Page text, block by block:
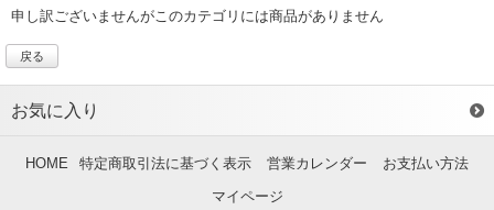
申し訳ございませんがこのカテゴリには商品がありません
戻る
お気に入り
HOME 特定商取引法に基づく表示 営業カレンダー
お支払い方法
マイページ